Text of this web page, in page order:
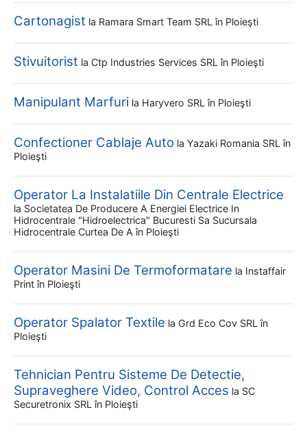
Cartonagist la Ramara Smart Team SRL în Ploieşti
Stivuitorist la Ctp Industries Services SRL în Ploieşti
Manipulant Marfuri la Haryvero SRL în Ploieşti
Confectioner Cablaje Auto la Yazaki Romania SRL în
Ploieşti
Operator La Instalatiile Din Centrale Electrice
la Societatea De Producere A Energiei Electrice In
Hidrocentrale "hidroelectrica" Bucuresti Sa Sucursala
Hidrocentrale Curtea De A în Ploieşti
Operator Masini De Termoformatare la Instaffair
Print în Ploieşti
Operator Spalator Textile la Grd Eco Cov SRL în
Ploieşti
Tehnician Pentru Sisteme De Detectie,
Supraveghere Video, Control Acces la SC
Securetronix SRL în Ploieşti